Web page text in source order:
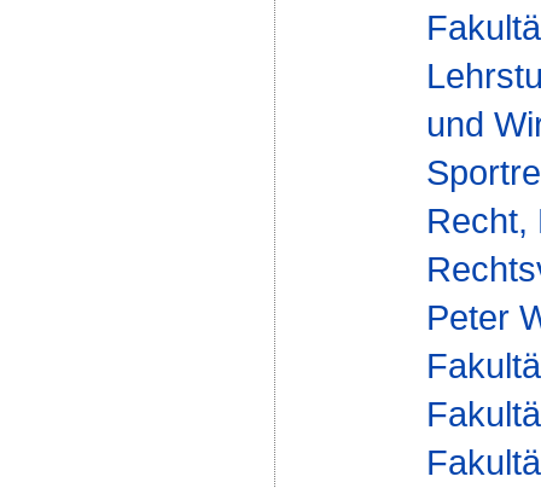
und
Recht,
Peter